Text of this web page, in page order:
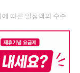
따른 일정액의 수수